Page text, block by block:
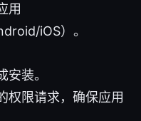
用
iOS）。
装。
权限请求，确保应用